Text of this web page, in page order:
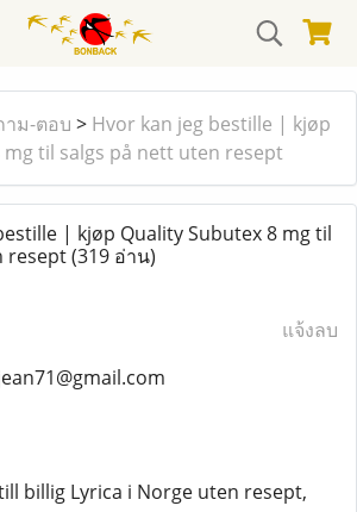
าม-ตอบ > Hvor kan jeg bestille | kjøp
mg til salgs på nett uten resept
| kjøp Quality Subutex 8 mg til
resept(319 อ่าน)
แจ้งลบ
billig Lyrica i Norge uten resept,